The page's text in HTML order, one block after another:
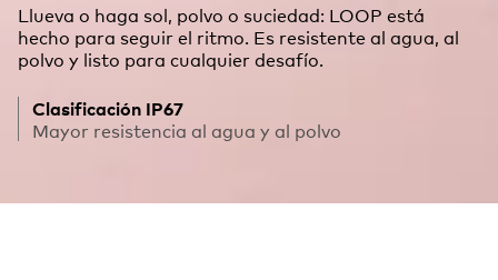
Llueva o haga sol, polvo o suciedad: LOOP está
hecho para seguir el ritmo. Es resistente al agua, al
polvo y listo para cualquier desafío.
Clasificación IP67
Mayor resistencia al agua y al polvo